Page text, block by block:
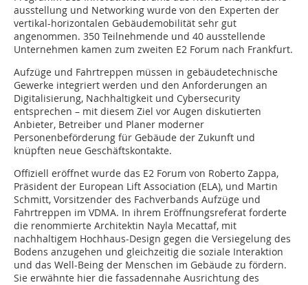
ausstellung und Networking wurde von den Experten der
vertikal-horizontalen Gebäudemobilität sehr gut
angenommen. 350 Teilnehmende und 40 ausstellende
Unternehmen kamen zum zweiten E2 Forum nach Frankfurt.
Aufzüge und Fahrtreppen müssen in gebäudetechnische
Gewerke integriert werden und den Anforderungen an
Digitalisierung, Nachhaltigkeit und Cybersecurity
entsprechen – mit diesem Ziel vor Augen diskutierten
Anbieter, Betreiber und Planer moderner
Personenbeförderung für Gebäude der Zukunft und
knüpften neue Geschäftskontakte.
Offiziell eröffnet wurde das E2 Forum von Roberto Zappa,
Präsident der European Lift Association (ELA), und Martin
Schmitt, Vorsitzender des Fachverbands Aufzüge und
Fahrtreppen im VDMA. In ihrem Eröffnungsreferat forderte
die renommierte Architektin Nayla Mecattaf, mit
nachhaltigem Hochhaus-Design gegen die Versiegelung des
Bodens anzugehen und gleichzeitig die soziale Interaktion
und das Well-Being der Menschen im Gebäude zu fördern.
Sie erwähnte hier die fassadennahe Ausrichtung des